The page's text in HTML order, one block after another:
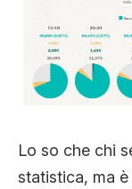
Lo so che chi
statistica, ma